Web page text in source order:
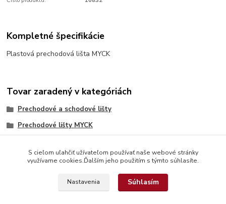
Kompletné špecifikácie
Plastová prechodová lišta MYCK
Tovar zaradený v kategóriách
Prechodové a schodové lišty
Prechodové lišty MYCK
S cieľom uľahčiť užívateľom používať naše webové stránky
využívame cookies.Ďalším jeho použitím s týmto súhlasíte.
Nastavenia Súhlasím